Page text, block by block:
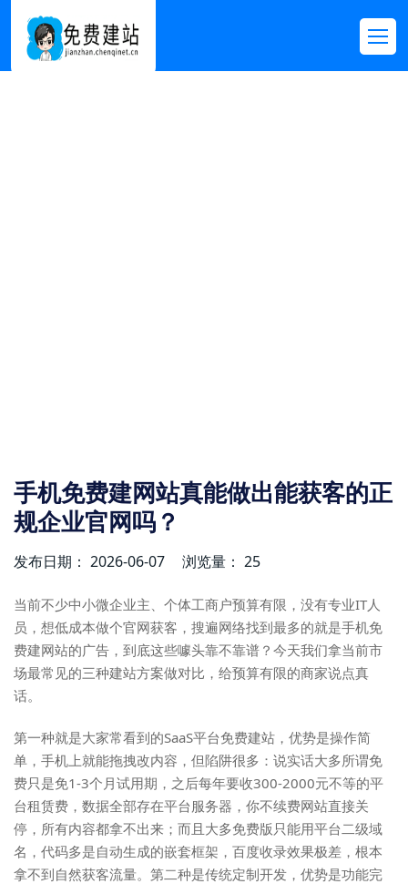
手机免费建网站真能做出能获客的正
规企业官网吗？
发布日期： 2026-06-07 浏览量： 25
当前不少中小微企业主、个体工商户预算有限，没有专业IT人
员，想低成本做个官网获客，搜遍网络找到最多的就是手机免
费建网站的广告，到底这些噱头靠不靠谱？今天我们拿当前市
场最常见的三种建站方案做对比，给预算有限的商家说点真
话。
第一种就是大家常看到的SaaS平台免费建站，优势是操作简
单，手机上就能拖拽改内容，但陷阱很多：说实话大多所谓免
费只是免1-3个月试用期，之后每年要收300-2000元不等的平
台租赁费，数据全部存在平台服务器，你不续费网站直接关
停，所有内容都拿不出来；而且大多免费版只能用平台二级域
名，代码多是自动生成的嵌套框架，百度收录效果极差，根本
拿不到自然获客流量。第二种是传统定制开发，优势是功能完